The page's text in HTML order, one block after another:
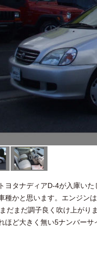
ヨタナディアD-4が入庫い
種かと思います。エンジン
だまだ調子良く吹け上がり
ほど大きく無い5ナンバー